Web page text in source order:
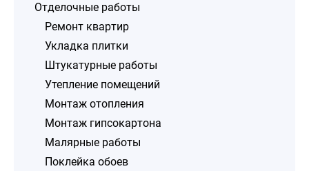
Отделочные работы
Ремонт квартир
Укладка плитки
Штукатурные работы
Утепление помещений
Монтаж отопления
Монтаж гипсокартона
Малярные работы
Поклейка обоев